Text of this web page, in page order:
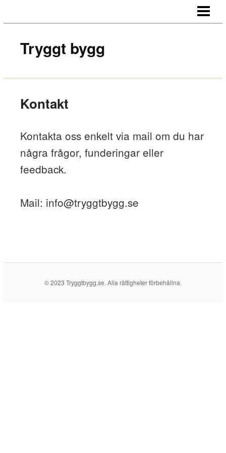
KONTAKT
Tryggt bygg
Kontakt
Kontakta oss enkelt via mail om du har
några frågor, funderingar eller
feedback.
Mail: info@tryggtbygg.se
© 2023 Tryggtbygg.se. Alla rättigheter förbehållna.